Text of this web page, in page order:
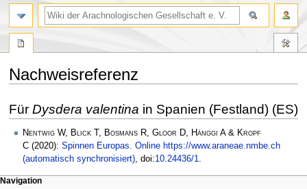
Nachweisreferenz
Navigation
springen
Suche
springen
Für Dysdera valentina in Spanien (Festland) (ES)
Nentwig W, Blick T, Bosmans R, Gloor D, Hänggi A & Kropf
C (2020): Spinnen Europas. Online https://www.araneae.nmbe.ch
(automatisch synchronisiert), doi:10.24436/1.
Navigation